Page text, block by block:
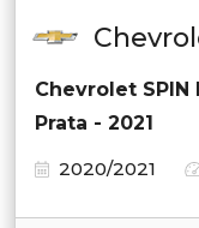
Chevrolet SPIN
Prata - 2021
2020/2021